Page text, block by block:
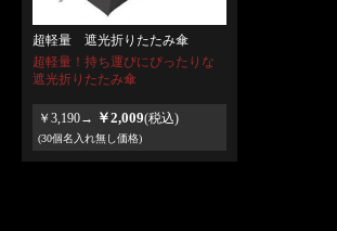
超軽量 遮光折りたたみ傘
超軽量！持ち運びにぴったりな
遮光折りたたみ傘
￥3,190→ ￥2,009(税込)
(30個名入れ無し価格)